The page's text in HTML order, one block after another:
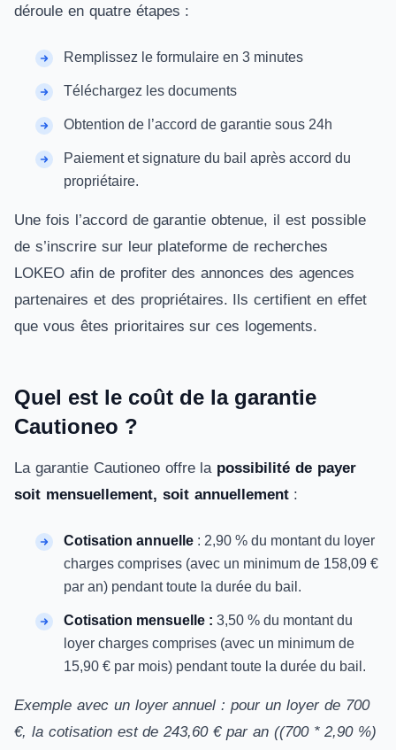
déroule en quatre étapes :
Remplissez le formulaire en 3 minutes
Téléchargez les documents
Obtention de l’accord de garantie sous 24h
Paiement et signature du bail après accord du
propriétaire.
Une fois l’accord de garantie obtenue, il est possible
de s’inscrire sur leur plateforme de recherches
LOKEO afin de profiter des annonces des agences
partenaires et des propriétaires. Ils certifient en effet
que vous êtes prioritaires sur ces logements.
Quel est le coût de la garantie
Cautioneo ?
La garantie Cautioneo offre la possibilité de payer
soit mensuellement, soit annuellement:
Cotisation annuelle : 2,90 % du montant du loyer
charges comprises (avec un minimum de 158,09 €
par an) pendant toute la durée du bail.
Cotisation mensuelle : 3,50 % du montant du
loyer charges comprises (avec un minimum de
15,90 € par mois) pendant toute la durée du bail.
Exemple avec un loyer annuel : pour un loyer de 700
€, la cotisation est de 243,60 € par an ((700 * 2,90 %)